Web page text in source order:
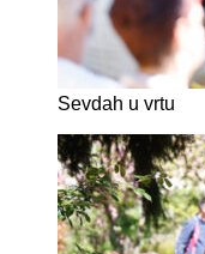
Sevdah u vrtu